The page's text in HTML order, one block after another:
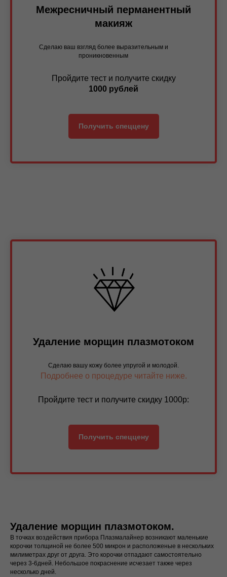
Межресничный перманентный
макияж
Сделаю ваш взгляд более выразительным и
проникновенным
Пройдите тест и получите скидку
1000 рублей
Получить спеццену
Удаление морщин плазмотоком
Сделаю вашу кожу более упругой и молодой.
Подробнее о процедуре читайте ниже.
Пройдите тест и получите скидку 1000р:
Получить спеццену
Удаление морщин плазмотоком.
В точках воздействия прибора Плазмалайнер возникают маленькие
корочки толщиной не более 500 микрон и расположеные в нескольких
милиметрах друг от друга. Это корочки отпадают самостоятельно
через 3-6дней. Небольшое покраснение исчезает также через
несколько дней.